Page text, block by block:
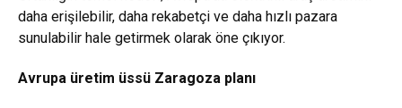
daha erişilebilir, daha rekabetçi ve daha hızlı pazara
sunulabilir hale getirmek olarak öne çıkıyor.
Avrupa üretim üssü Zaragoza planı